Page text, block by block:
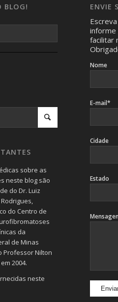
BLOG!
sobre as
neste blog são
do Dr. Luiz
do Centro de
da
de Minas
Professor Nilton
2004.
neste
ENVIE
informe
facilitar
Nome
E-mail*
Cidade
Estado